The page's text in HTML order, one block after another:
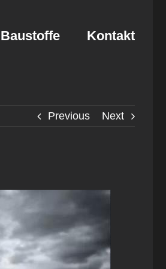
Baustoffe Kontakt
Previous Next